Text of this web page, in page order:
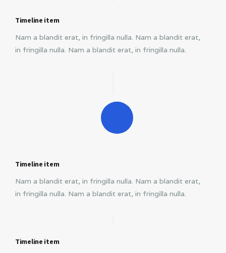
Timeline item
Nam a blandit erat, in fringilla nulla. Nam a blandit erat,
in fringilla nulla. Nam a blandit erat, in fringilla nulla.
Timeline item
Nam a blandit erat, in fringilla nulla. Nam a blandit erat,
in fringilla nulla. Nam a blandit erat, in fringilla nulla.
Timeline item